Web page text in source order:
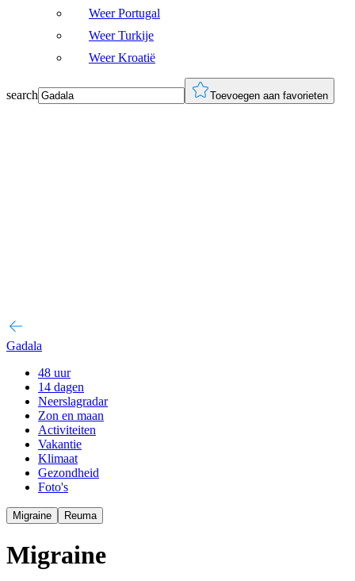
Weer Portugal
Weer Turkije
Weer Kroatië
search Toevoegen aan favorieten
Gadala
48 uur
14 dagen
Neerslagradar
Zon en maan
Activiteiten
Vakantie
Klimaat
Gezondheid
Foto's
Migraine Reuma
Migraine